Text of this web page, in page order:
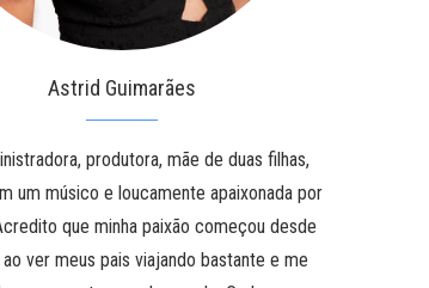
Astrid Guimarães
produtora, mãe de duas filhas,
um músico e loucamente apaixonada por
que minha paixão começou desde
ver meus pais viajando bastante e me